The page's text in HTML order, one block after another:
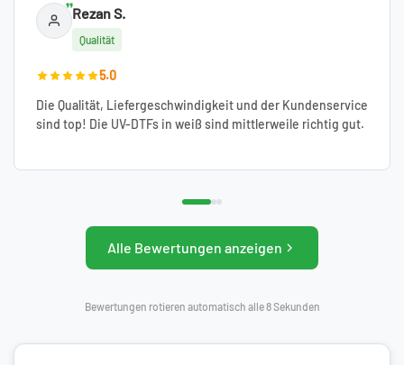
Rezan S.
Qualität
5.0
Die Qualität, Liefergeschwindigkeit und der Kundenservice
sind top! Die UV-DTFs in weiß sind mittlerweile richtig gut.
Alle Bewertungen anzeigen
Bewertungen rotieren automatisch alle 8 Sekunden